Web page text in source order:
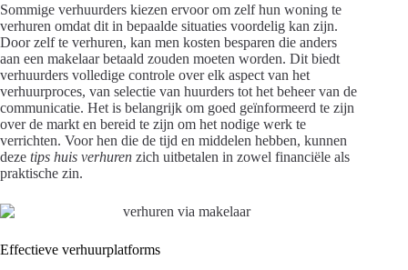
Sommige verhuurders kiezen ervoor om zelf hun woning te
verhuren omdat dit in bepaalde situaties voordelig kan zijn.
Door zelf te verhuren, kan men kosten besparen die anders
aan een makelaar betaald zouden moeten worden. Dit biedt
verhuurders volledige controle over elk aspect van het
verhuurproces, van selectie van huurders tot het beheer van de
communicatie. Het is belangrijk om goed geïnformeerd te zijn
over de markt en bereid te zijn om het nodige werk te
verrichten. Voor hen die de tijd en middelen hebben, kunnen
deze tips huis verhuren zich uitbetalen in zowel financiële als
praktische zin.
Effectieve verhuurplatforms